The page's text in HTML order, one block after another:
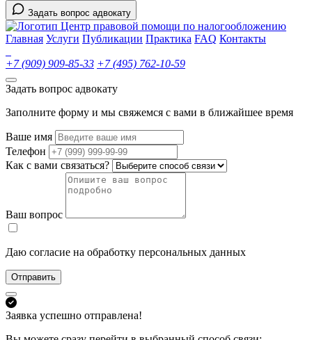
Задать вопрос адвокату
Центр правовой помощи по налогообложению
Главная Услуги Публикации Практика FAQ Контакты
+7 (909) 909-85-33 +7 (495) 762-10-59
Задать вопрос адвокату
Заполните форму и мы свяжемся с вами в ближайшее время
Ваше имя
Телефон
Как с вами связаться?
Ваш вопрос
Даю согласие на обработку персональных данных
Отправить
Заявка успешно отправлена!